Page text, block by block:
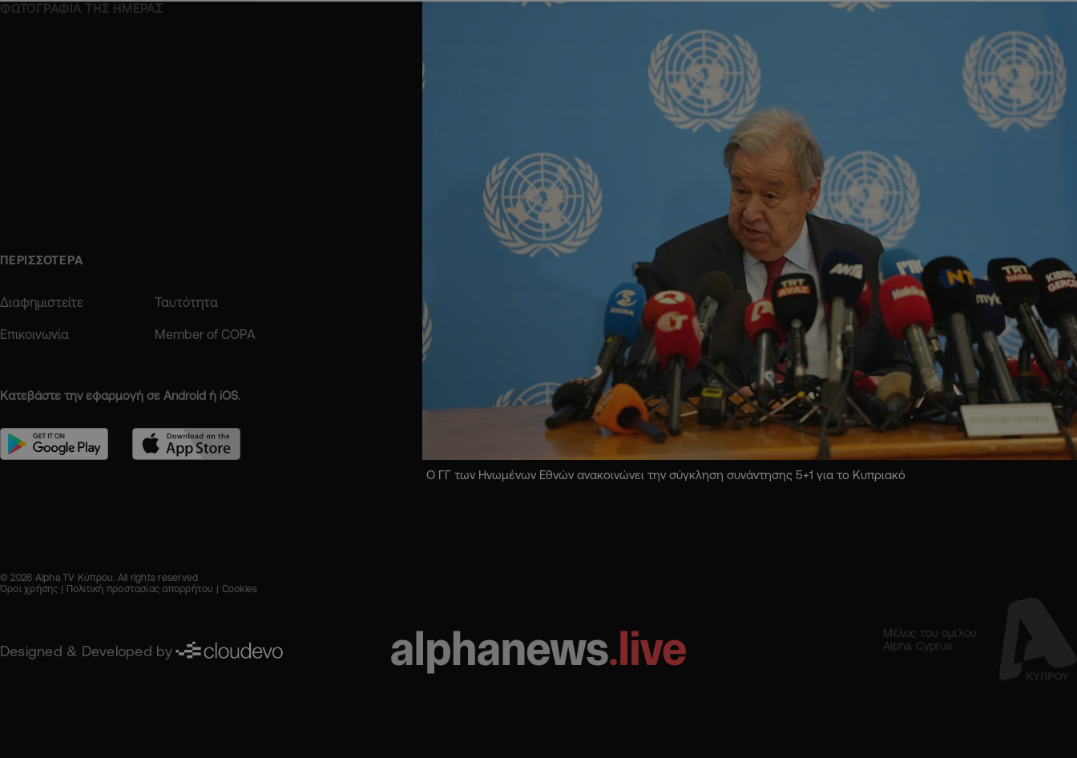
ΦΩΤΟΓΡΑΦΙΑ ΤΗΣ ΗΜΕΡΑΣ
ΠΕΡΙΣΣΟΤΕΡΑ
Διαφημιστείτε Ταυτότητα
Επικοινωνία Member of COPA
Κατεβάστε την εφαρμογή σε Android ή iOS.
Ο ΓΓ των Ηνωμένων Εθνών ανακοινώνει την σύγκληση συνάντησης 5+1 για το Κυπριακό
© 2026 Alpha TV Κύπρου. All rights reserved
Όροι χρήσης
Πολιτική προστασίας απορρήτου Cookies
Designed & Developed by
Μέλος του ομίλου
Alpha Cyprus